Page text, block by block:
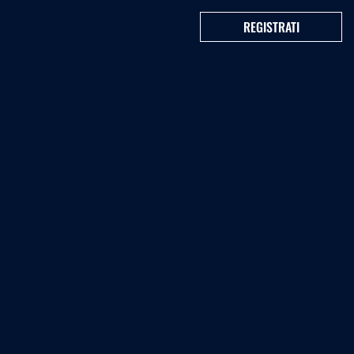
REGISTRATI